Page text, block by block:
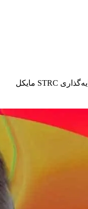
مدیرعامل Bitcoin Policy UK ترویج سرمایه‌گذاری STRC مایکل